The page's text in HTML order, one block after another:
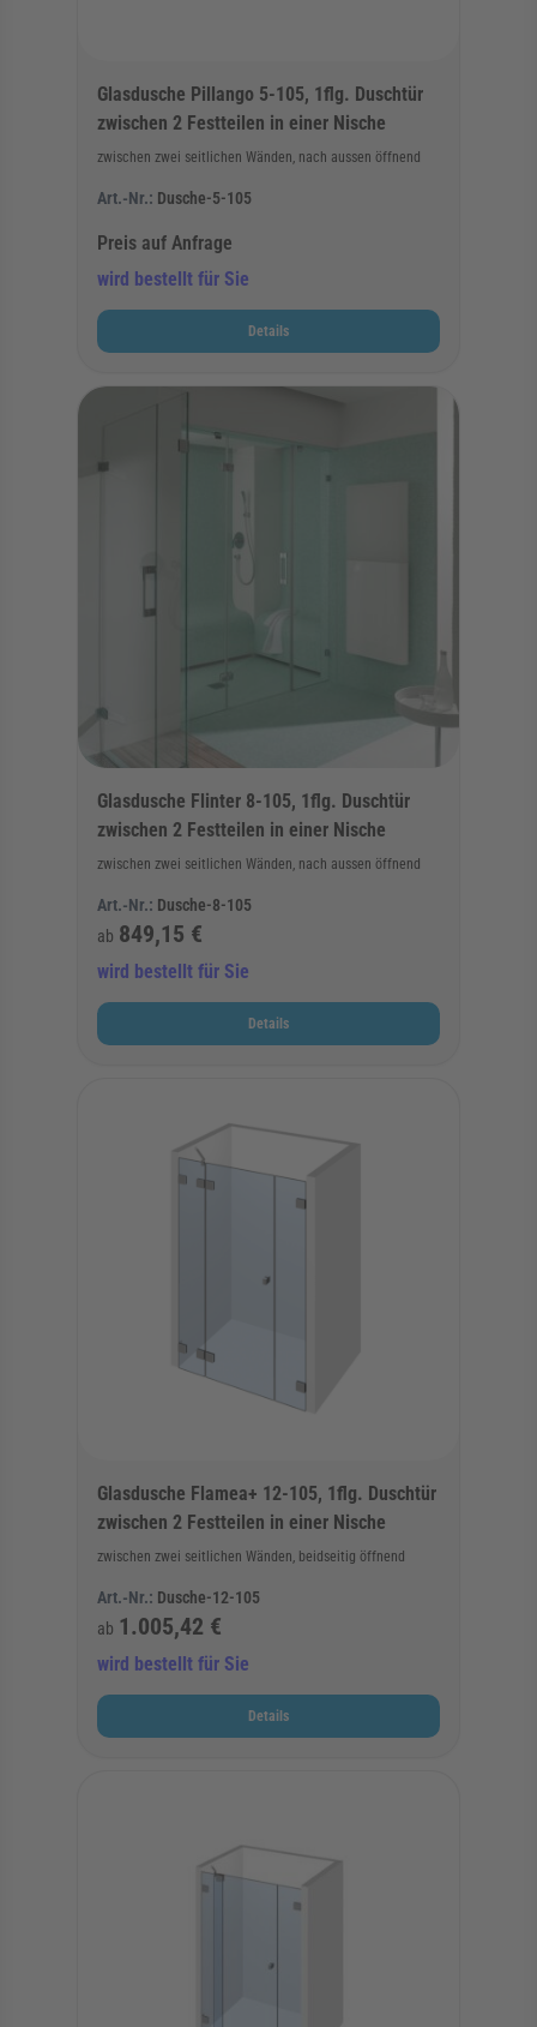
Glasdusche Pillango 5-105, 1flg. Duschtür
zwischen 2 Festteilen in einer Nische
zwischen zwei seitlichen Wänden, nach aussen öffnend
Art.-Nr.: Dusche-5-105
Preis auf Anfrage
wird bestellt für Sie
Details
Glasdusche Flinter 8-105, 1flg. Duschtür
zwischen 2 Festteilen in einer Nische
zwischen zwei seitlichen Wänden, nach aussen öffnend
Art.-Nr.: Dusche-8-105
ab 849,15 €
wird bestellt für Sie
Details
Glasdusche Flamea+ 12-105, 1flg. Duschtür
zwischen 2 Festteilen in einer Nische
zwischen zwei seitlichen Wänden, beidseitig öffnend
Art.-Nr.: Dusche-12-105
ab 1.005,42 €
wird bestellt für Sie
Details